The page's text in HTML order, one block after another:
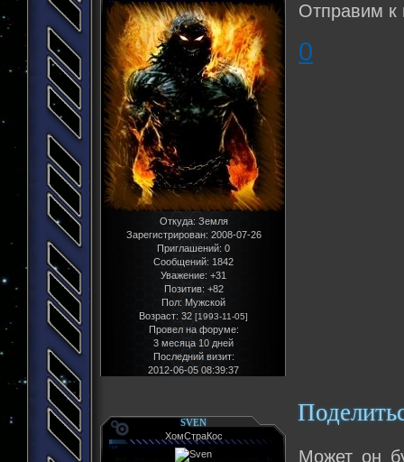
Откуда: Земля
Зарегистрирован: 2008-07-26
Приглашений: 0
Сообщений: 1842
Уважение: +31
Позитив: +82
Пол: Мужской
Возраст: 32 [1993-11-05]
Провел на форуме:
3 месяца 10 дней
Последний визит:
2012-06-05 08:39:37
Отправим
0
SVEN
ХомСтраКос
Может он